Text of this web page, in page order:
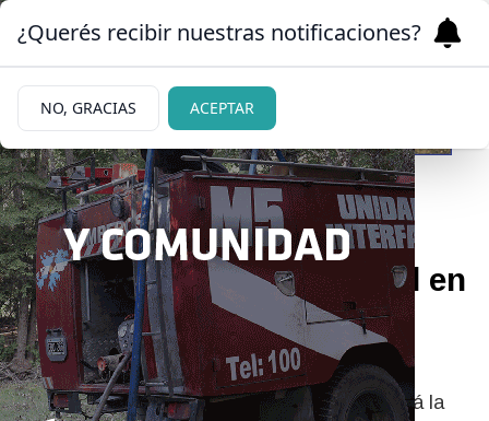
06/05/2026
Diversión y seguridad vial en
una nueva jornada de
“Biciescuela”
El Gimnasio Municipal Nº1 “Padre Videla” será la
¿Querés recibir nuestras notificaciones?
NO, GRACIAS ACEPTAR